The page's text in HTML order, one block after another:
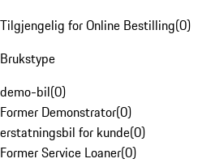
Tilgjengelig for Online Bestilling(0)
Brukstype
demo-bil(0)
Former Demonstrator(0)
erstatningsbil for kunde(0)
Former Service Loaner(0)